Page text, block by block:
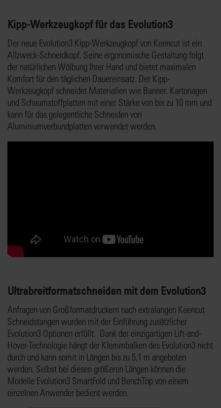
Kipp-Werkzeugkopf für das Evolution3
Der neue Evolution3 Kipp-Werkzeugkopf von Keencut ist ein
Allzweck-Schneidkopf. Seine ergonomische Gestaltung folgt
der natürlichen Wölbung Ihrer Hand und bietet maximalen
Komfort für den täglichen Dauereinsatz. Der Kipp-
Werkzeugkopf schneidet Materialien wie Banner, Kartonagen
und Schaumstoffplatten mit einer Stärke von bis zu 10 mm und
kann für das gelegentliche Schneiden von
Aluminiumverbundplatten verwendet werden.
Ultrabreitformatschneiden mit dem Evolution3
Anfragen von Großformatdruckern nach extralangen Keencut
Schneidstangen wurden mit der Einführung zusätzlicher
Evolution3 Optionen erfüllt. Dank der einzigartigen Lift-and-
Hover-Technologie hängt der Klemmbalken des Evolution3 nicht
durch und kann somit in Längen bis zu 5,1 m angeboten
werden. Selbst bei diesen größeren Längen können die
Modelle Evolution3 SmartFold und BenchTop von einem
einzelnen Anwender bedient werden.